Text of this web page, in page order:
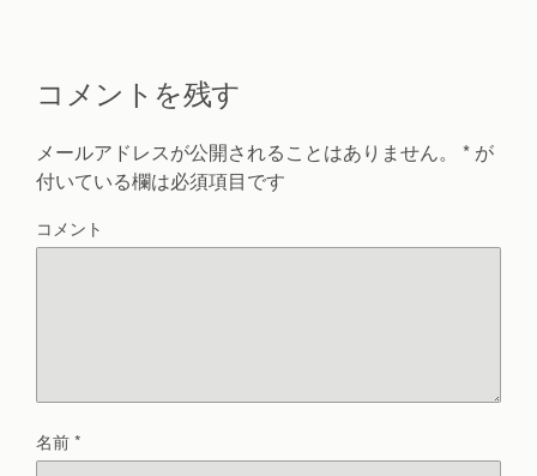
コメントを残す
メールアドレスが公開されることはありません。 * が
付いている欄は必須項目です
コメント
名前*